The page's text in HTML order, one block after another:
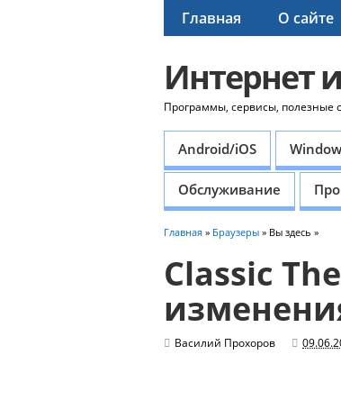
Главная О сайте
Интернет
Программы, сервисы, полезные
Android/iOS
Обслуживание
Главная » Браузеры » Вы здесь »
Classic
Василий Прохоров